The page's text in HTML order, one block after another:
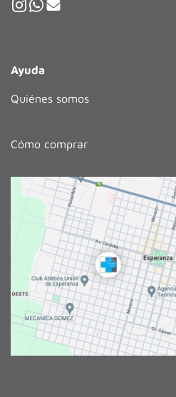
Ayuda
Quiénes somos
Cómo comprar